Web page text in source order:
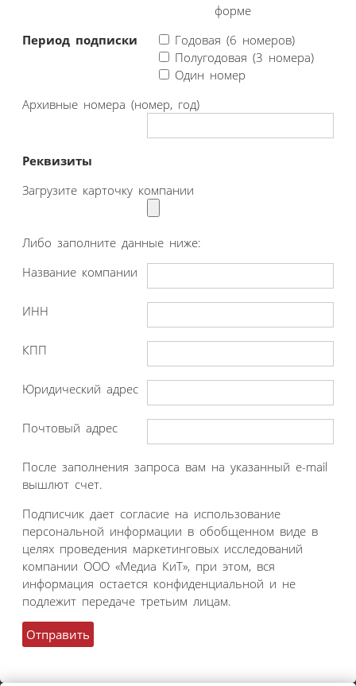
форме
Период подписки
Годовая (6 номеров)
Полугодовая (3 номера)
Один номер
Архивные номера (номер, год)
Реквизиты
Загрузите карточку компании
Либо заполните данные ниже:
Название компании
ИНН
КПП
Юридический адрес
Почтовый адрес
После заполнения запроса вам на указанный e-mail
вышлют счет.
Подписчик дает согласие на использование
персональной информации в обобщенном виде в
целях проведения маркетинговых исследований
компании ООО «Медиа КиТ», при этом, вся
информация остается конфиденциальной и не
подлежит передаче третьим лицам.